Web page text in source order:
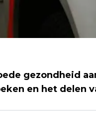
gezondheid
en het delen